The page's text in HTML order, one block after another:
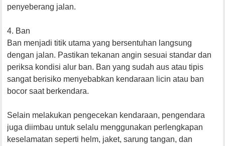
penyeberang jalan.
4. Ban
Ban menjadi titik utama yang bersentuhan langsung
dengan jalan. Pastikan tekanan angin sesuai standar dan
periksa kondisi alur ban. Ban yang sudah aus atau tipis
sangat berisiko menyebabkan kendaraan licin atau ban
bocor saat berkendara.
Selain melakukan pengecekan kendaraan, pengendara
juga diimbau untuk selalu menggunakan perlengkapan
keselamatan seperti helm, jaket, sarung tangan, dan